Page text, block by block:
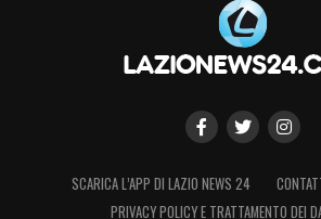
SCARICA L’APP DI LAZIO NEWS 24
PRIVACY POLICY E TRATTAMENTO DEI